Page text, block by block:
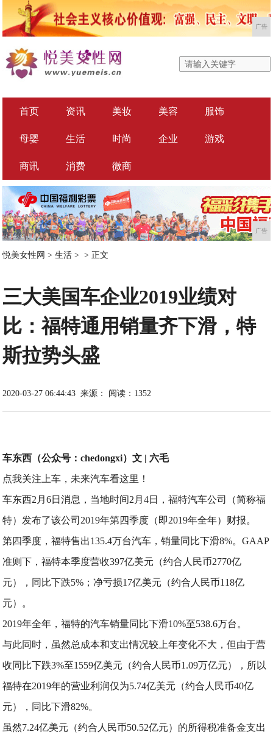
广告
首页 资讯 美妆 美容 服饰
母婴 生活 时尚 企业 游戏
商讯 消费 微商
广告
悦美女性网 >生活 > > 正文
三大美国车企业2019业绩对
比：福特通用销量齐下滑，特
斯拉势头盛
2020-03-27 06:44:43 来源： 阅读：1352
车东西（公众号：chedongxi）文 | 六毛
点我关注上车，未来汽车看这里！
车东西2月6日消息，当地时间2月4日，福特汽车公司（简称福
特）发布了该公司2019年第四季度（即2019年全年）财报。
第四季度，福特售出135.4万台汽车，销量同比下滑8%。GAAP
准则下，福特本季度营收397亿美元（约合人民币2770亿
元），同比下跌5%；净亏损17亿美元（约合人民币118亿
元）。
2019年全年，福特的汽车销量同比下滑10%至538.6万台。
与此同时，虽然总成本和支出情况较上年变化不大，但由于营
收同比下跌3%至1559亿美元（约合人民币1.09万亿元），所以
福特在2019年的营业利润仅为5.74亿美元（约合人民币40亿
元），同比下滑82%。
虽然7.24亿美元（约合人民币50.52亿元）的所得税准备金支出